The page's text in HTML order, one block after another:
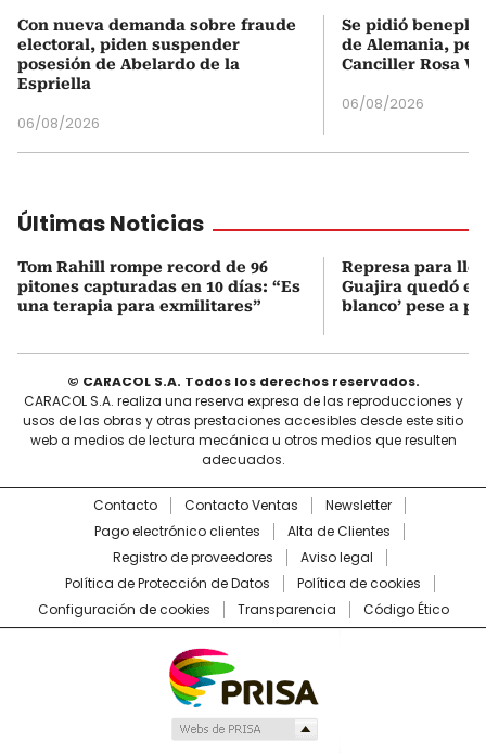
Con nueva demanda sobre fraude
electoral, piden suspender
posesión de Abelardo de la
Espriella
06/08/2026
Se pidió
de Alemania,
Canciller Rosa
06/08/2026
Últimas Noticias
Tom Rahill rompe record de 96
pitones capturadas en 10 días: “Es
una terapia para exmilitares”
Represa para
Guajira quedó en
blanco’ pese a
© CARACOL S.A. Todos los derechos reservados.
CARACOL S.A. realiza una reserva expresa de las reproducciones y
usos de las obras y otras prestaciones accesibles desde este sitio
web a medios de lectura mecánica u otros medios que resulten
adecuados.
Contacto Contacto Ventas
Newsletter
Pago electrónico clientes
Alta de Clientes
Registro de proveedores
Aviso legal
Política de Protección de Datos
Política de cookies
Configuración de cookies
Transparencia Código Ético